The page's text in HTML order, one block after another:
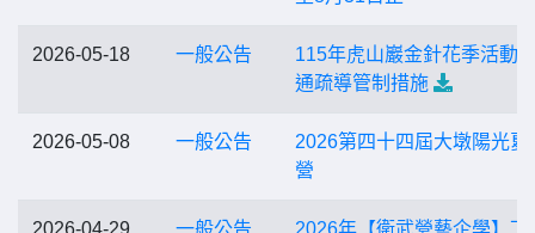
2026-05-18 一般公告
115年虎山巖金針花季活動
通疏導管制措施
2026-05-08 一般公告
2026第四十四屆大墩陽光夏
營
2026-04-29 一般公告 2026年【衛武營藝企學】下